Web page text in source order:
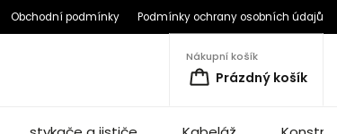
Obchodní podmínky Podmínky ochrany osobních údajů
Nákupní košík
Prázdný košík